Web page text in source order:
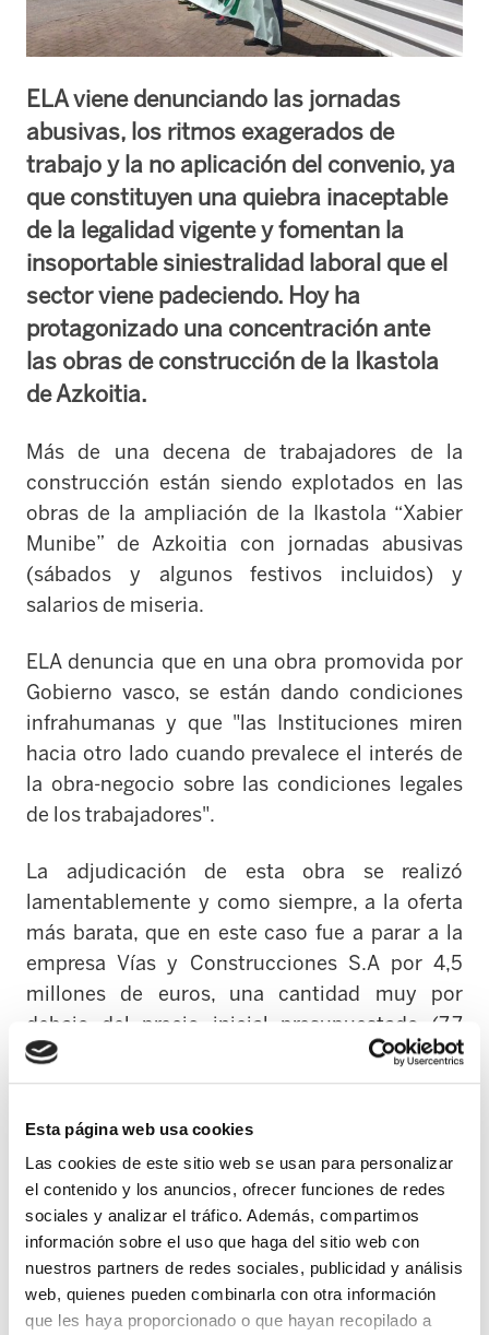
Esta página web usa cookies
Las cookies de este sitio web se usan para personalizar
el contenido y los anuncios, ofrecer funciones de redes
sociales y analizar el tráfico. Además, compartimos
información sobre el uso que haga del sitio web con
nuestros partners de redes sociales, publicidad y análisis
web, quienes pueden combinarla con otra información
que les haya proporcionado o que hayan recopilado a
ELA viene denunciando las jornadas
abusivas, los ritmos exagerados de
trabajo y la no aplicación del convenio, ya
que constituyen una quiebra inaceptable
de la legalidad vigente y fomentan la
insoportable siniestralidad laboral que el
sector viene padeciendo. Hoy ha
protagonizado una concentración ante
las obras de construcción de la Ikastola
de Azkoitia.
Más de una decena de trabajadores de la
construcción están siendo explotados en las
obras de la ampliación de la Ikastola “Xabier
Munibe” de Azkoitia con jornadas abusivas
(sábados y algunos festivos incluidos) y
salarios de miseria.
ELA denuncia que en una obra promovida por
Gobierno vasco, se están dando condiciones
infrahumanas y que "las Instituciones miren
hacia otro lado cuando prevalece el interés de
la obra-negocio sobre las condiciones legales
de los trabajadores".
La adjudicación de esta obra se realizó
lamentablemente y como siempre, a la oferta
más barata, que en este caso fue a parar a la
empresa Vías y Construcciones S.A por 4,5
millones de euros, una cantidad muy por
debajo del precio inicial presupuestado (7,7
millones de euros). Por lo tanto, No era difícil
de imaginar que con una baja del 41% sobre el
precio de licitación, la cosa no daría para cubrir
Desde ELA siempre se ha denunciado
públicamente la evidente incompatibilidad de
estas políticas de adjudicación con cuestiones
tan básicas como la seguridad y salud de los
operarios, así como de sus condiciones